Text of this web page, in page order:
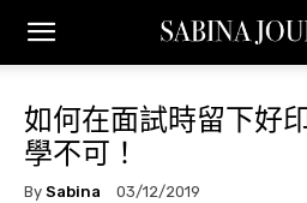
如何在面試時留下好
學不可！
By Sabina 03/12/2019